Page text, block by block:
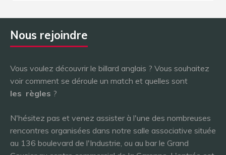
Nous rejoindre
Vous voulez découvrir le billard anglais ? Vous souhaitez
voir comment se déroule un match et quelles sont
les règles ?
N'hésitez pas et venez assister à l'une des nombreuses
rencontres organisées dans notre salle associative située
au 136 boulevard de l'Industrie, ou au bar le Grand